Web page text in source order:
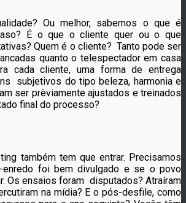
Ou melhor, sabemos o que é
É o que o cliente quer ou o que
Quem é o cliente? Tanto pode ser
quanto o telespectador em casa
cada cliente, uma forma de entrega
subjetivos do tipo beleza, harmonia e
ser prèviamente ajustados e treinados
final do processo?
também tem que entrar. Precisamos
enredo foi bem divulgado e se o povo
Os ensaios foram disputados? Atraíram
na mídia? E o pós-desfile, como